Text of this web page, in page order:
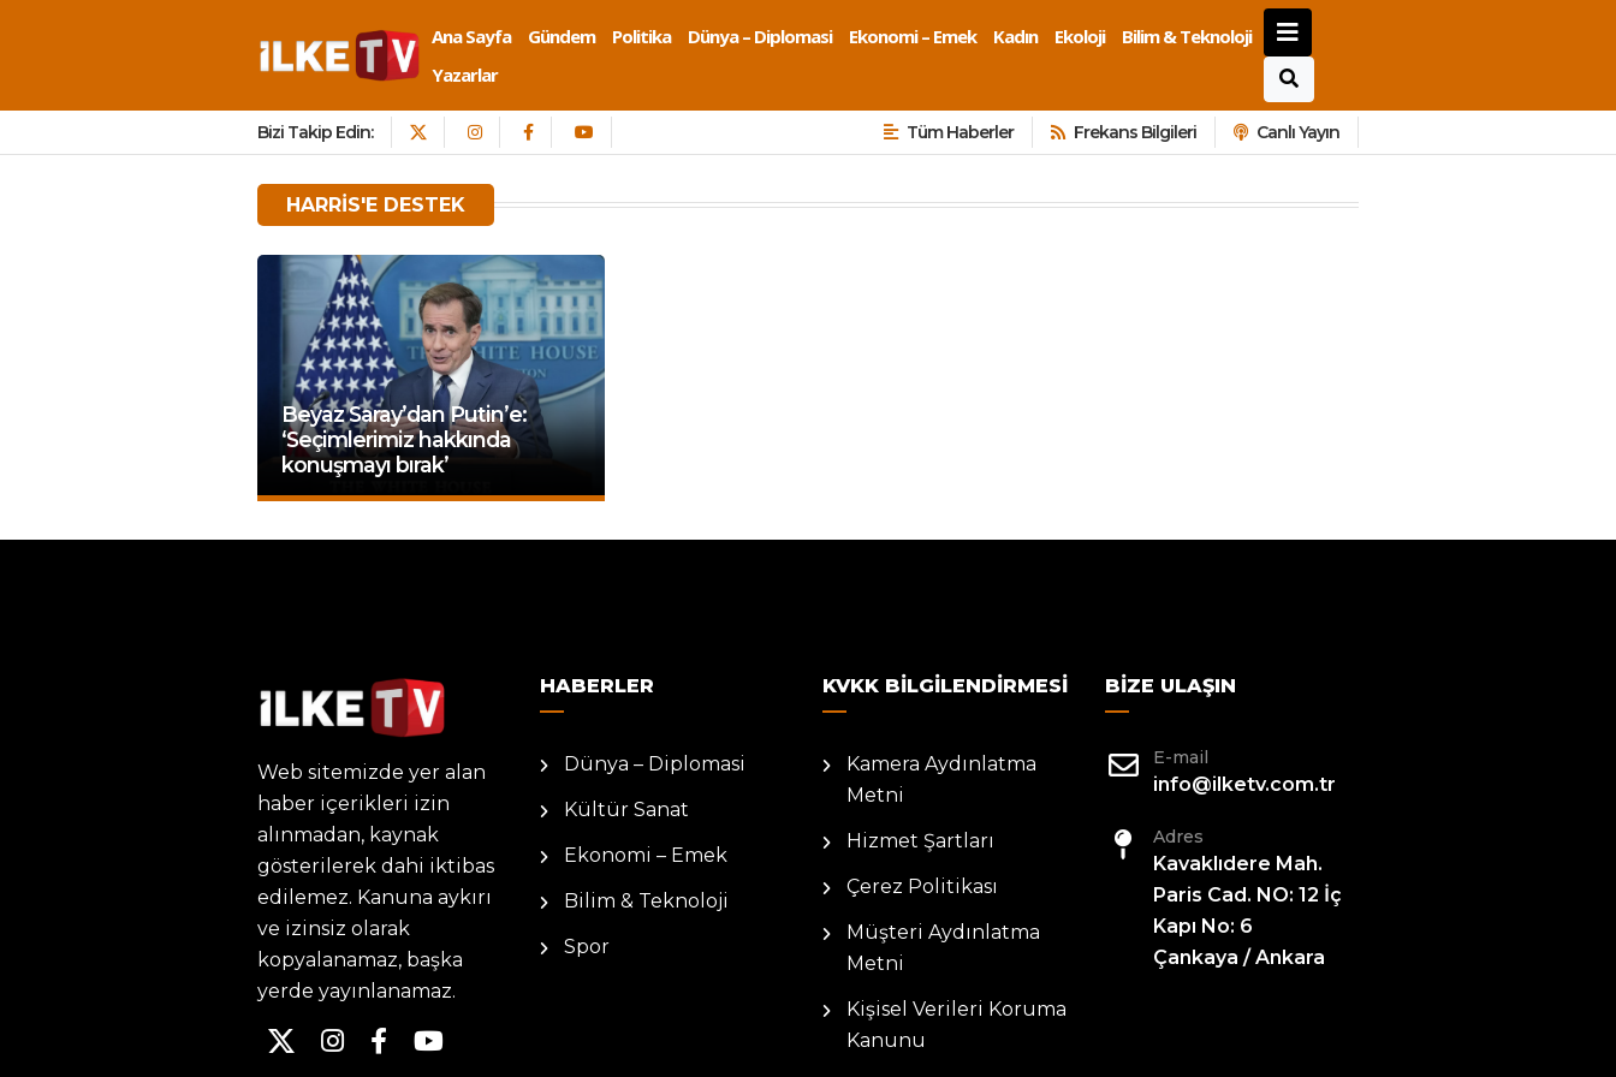
Ana Sayfa Gündem Politika Dünya – Diplomasi Ekonomi – Emek Kadın Ekoloji
Bilim & Teknoloji
Yazarlar
Bizi Takip Edin: Tüm Haberler Frekans Bilgileri Canlı Yayın
HARRIS'E DESTEK
Beyaz Saray’dan Putin’e:
‘Seçimlerimiz hakkında
konuşmayı bırak’
Web sitemizde yer alan
haber içerikleri izin
alınmadan, kaynak
gösterilerek dahi iktibas
edilemez. Kanuna aykırı
ve izinsiz olarak
kopyalanamaz, başka
yerde yayınlanamaz.
HABERLER
Dünya – Diplomasi
Kültür Sanat
Ekonomi – Emek
Bilim & Teknoloji
Spor
KVKK BILGILENDIRMESI
Kamera Aydınlatma
Metni
Hizmet Şartları
Çerez Politikası
Müşteri Aydınlatma
Metni
Kişisel Verileri Koruma
Kanunu
BIZE ULAŞIN
E-mail
info@ilketv.com.tr
Adres
Kavaklıdere Mah.
Paris Cad. NO: 12 İç
Kapı No: 6
Çankaya / Ankara